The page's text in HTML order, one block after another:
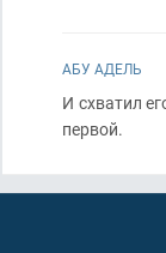
АБУ АДЕЛЬ
И схватил
первой.